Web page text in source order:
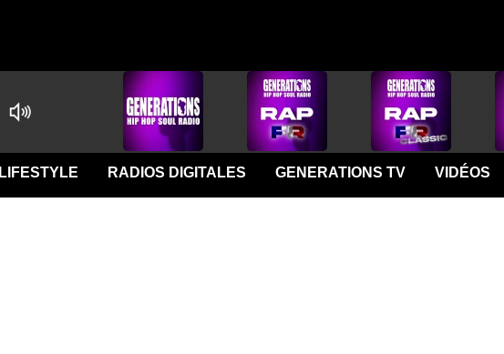
LIFESTYLE RADIOS DIGITALES GENERATIONS TV VIDÉOS